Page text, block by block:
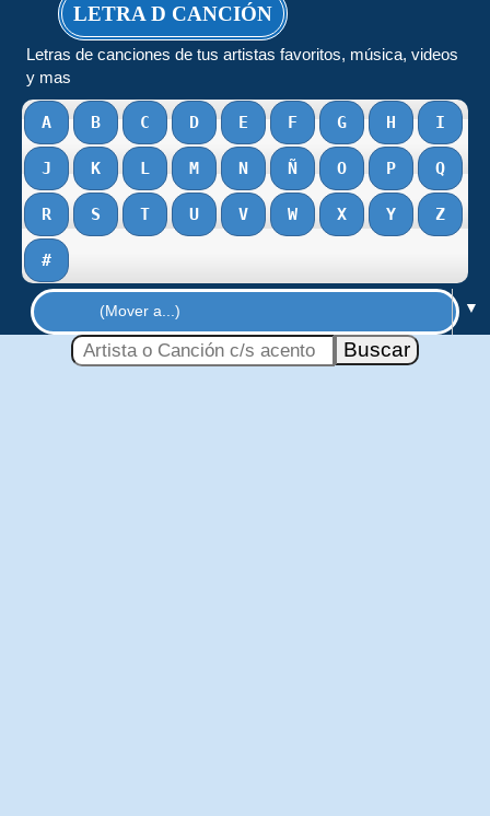
LETRA D CANCIÓN
Letras de canciones de tus artistas favoritos, música, videos
y mas
A B C D E F G H I
J K L M N Ñ O P Q
R S T U V W X Y Z
#
▼